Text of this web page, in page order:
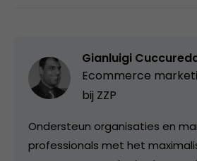
Gianluigi
Ecommerce
bij ZZP
Ondersteun organisaties en
professionals met het